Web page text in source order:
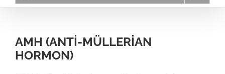
AMH (ANTİ-MÜLLERİAN
HORMON)